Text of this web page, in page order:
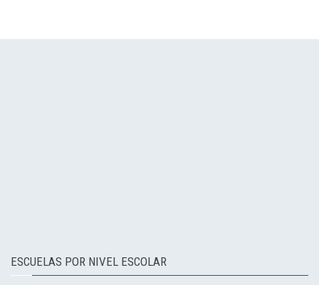
ESCUELAS POR NIVEL ESCOLAR